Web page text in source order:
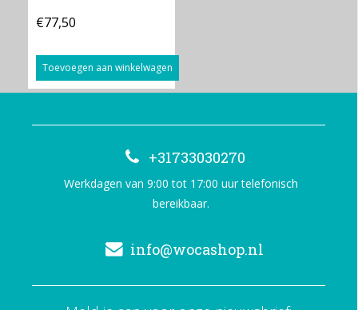
€77,50
Toevoegen aan winkelwagen
+31733030270
Werkdagen van 9:00 tot 17:00 uur telefonisch
bereikbaar.
info@wocashop.nl